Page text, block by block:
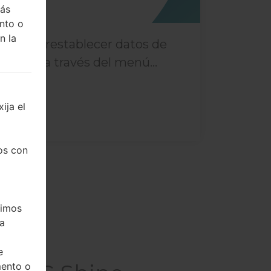
¿Cómo restablecer datos de
fábrica a través del menú...
o
la
el
con
o